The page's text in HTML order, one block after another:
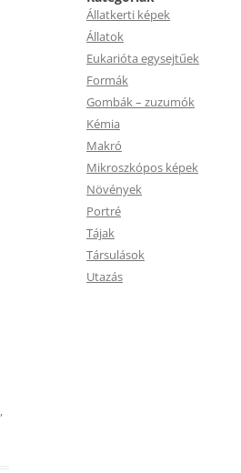
,
Állatkerti képek
Állatok
Eukarióta egysejtűek
Formák
Gombák – zuzumók
Kémia
Makró
Mikroszkópos képek
Növények
Portré
Tájak
Társulások
Utazás